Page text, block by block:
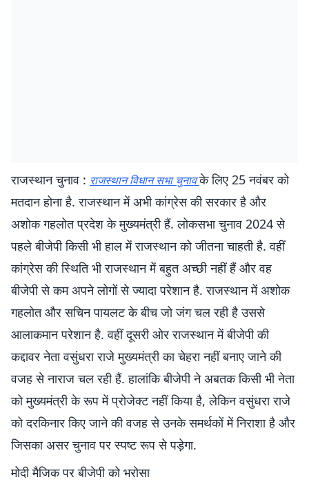
राजस्थान चुनाव : राजस्थान विधान सभा चुनावके लिए 25 नवंबर को
मतदान होना है. राजस्थान में अभी कांग्रेस की सरकार है और
अशोक गहलोत प्रदेश के मुख्यमंत्री हैं. लोकसभा चुनाव 2024 से
पहले बीजेपी किसी भी हाल में राजस्थान को जीतना चाहती है. वहीं
कांग्रेस की स्थिति भी राजस्थान में बहुत अच्छी नहीं हैं और वह
बीजेपी से कम अपने लोगों से ज्यादा परेशान है. राजस्थान में अशोक
गहलोत और सचिन पायलट के बीच जो जंग चल रही है उससे
आलाकमान परेशान है. वहीं दूसरी ओर राजस्थान में बीजेपी की
कद्दावर नेता वसुंधरा राजे मुख्यमंत्री का चेहरा नहीं बनाए जाने की
वजह से नाराज चल रही हैं. हालांकि बीजेपी ने अबतक किसी भी नेता
को मुख्यमंत्री के रूप में प्रोजेक्ट नहीं किया है, लेकिन वसुंधरा राजे
को दरकिनार किए जाने की वजह से उनके समर्थकों में निराशा है और
जिसका असर चुनाव पर स्पष्ट रूप से पड़ेगा.
मोदी मैजिक पर बीजेपी को भरोसा